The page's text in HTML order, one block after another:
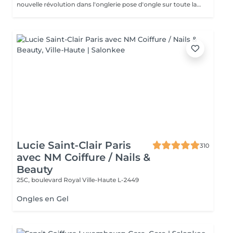
nouvelle révolution dans l'onglerie pose d'ongle sur toute la surface de l'ongle sans abimer les vôtres
Lucie Saint-Clair Paris
avec NM Coiffure / Nails &
Beauty
310
25C, boulevard Royal Ville-Haute L-2449
Ongles en Gel